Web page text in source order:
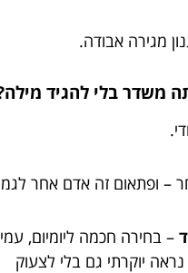
מגירה אבודה.
– ופתאום זה אדם אחר
– בחירה חכמה ליומיום,
יוקרתי גם בלי לצעוק